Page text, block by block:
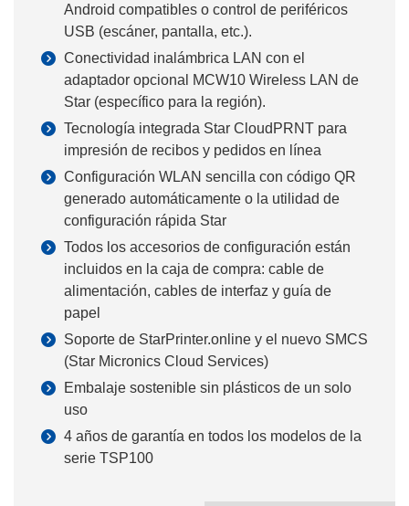
Android compatibles o control de periféricos
USB (escáner, pantalla, etc.).
Conectividad inalámbrica LAN con el
adaptador opcional MCW10 Wireless LAN de
Star (específico para la región).
Tecnología integrada Star CloudPRNT para
impresión de recibos y pedidos en línea
Configuración WLAN sencilla con código QR
generado automáticamente o la utilidad de
configuración rápida Star
Todos los accesorios de configuración están
incluidos en la caja de compra: cable de
alimentación, cables de interfaz y guía de
papel
Soporte de StarPrinter.online y el nuevo SMCS
(Star Micronics Cloud Services)
Embalaje sostenible sin plásticos de un solo
uso
4 años de garantía en todos los modelos de la
serie TSP100